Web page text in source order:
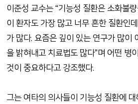
이준성 교수는 “기능성 질환은 소화불
이 환자도 가장 많고 너무 흔한 질환인
가 많다. 요즘은 깊이 있는 연구가 많이
을 밝혀내고 치료법도 많다”며 어떤 병
것이 중요하다고 강조했다.
그는 여타의 의사들이 기능성 질환에